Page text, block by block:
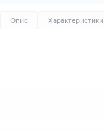
Опис Характеристики